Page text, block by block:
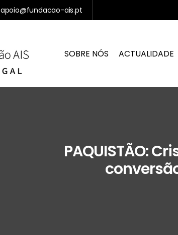
apoio@fundacao-ais.pt
SOBRE NÓS ACTUALIDADE
PAQUISTÃO: